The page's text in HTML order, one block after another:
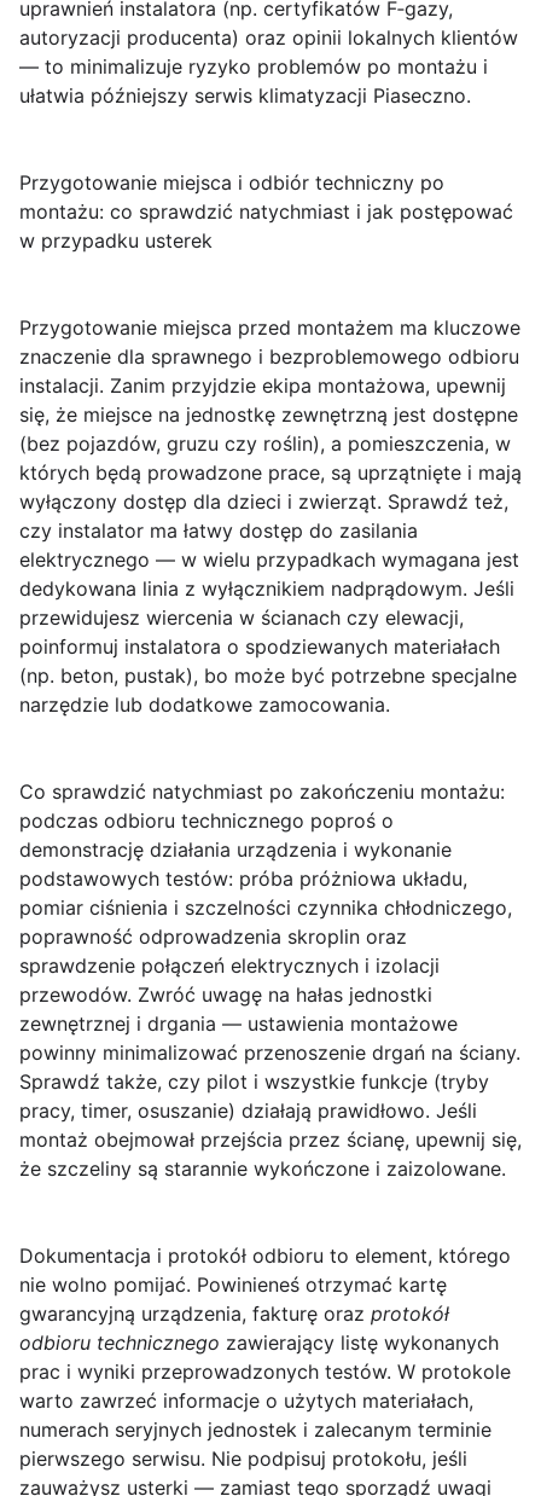
uprawnień instalatora (np. certyfikatów F‑gazy,
autoryzacji producenta) oraz opinii lokalnych klientów
— to minimalizuje ryzyko problemów po montażu i
ułatwia późniejszy serwis klimatyzacji Piaseczno.
Przygotowanie miejsca i odbiór techniczny po
montażu: co sprawdzić natychmiast i jak postępować
w przypadku usterek
Przygotowanie miejsca przed montażem ma kluczowe
znaczenie dla sprawnego i bezproblemowego odbioru
instalacji. Zanim przyjdzie ekipa montażowa, upewnij
się, że miejsce na jednostkę zewnętrzną jest dostępne
(bez pojazdów, gruzu czy roślin), a pomieszczenia, w
których będą prowadzone prace, są uprzątnięte i mają
wyłączony dostęp dla dzieci i zwierząt. Sprawdź też,
czy instalator ma łatwy dostęp do zasilania
elektrycznego — w wielu przypadkach wymagana jest
dedykowana linia z wyłącznikiem nadprądowym. Jeśli
przewidujesz wiercenia w ścianach czy elewacji,
poinformuj instalatora o spodziewanych materiałach
(np. beton, pustak), bo może być potrzebne specjalne
narzędzie lub dodatkowe zamocowania.
Co sprawdzić natychmiast po zakończeniu montażu:
podczas odbioru technicznego poproś o
demonstrację działania urządzenia i wykonanie
podstawowych testów: próba próżniowa układu,
pomiar ciśnienia i szczelności czynnika chłodniczego,
poprawność odprowadzenia skroplin oraz
sprawdzenie połączeń elektrycznych i izolacji
przewodów. Zwróć uwagę na hałas jednostki
zewnętrznej i drgania — ustawienia montażowe
powinny minimalizować przenoszenie drgań na ściany.
Sprawdź także, czy pilot i wszystkie funkcje (tryby
pracy, timer, osuszanie) działają prawidłowo. Jeśli
montaż obejmował przejścia przez ścianę, upewnij się,
że szczeliny są starannie wykończone i zaizolowane.
Dokumentacja i protokół odbioru to element, którego
nie wolno pomijać. Powinieneś otrzymać kartę
gwarancyjną urządzenia, fakturę oraz protokół
odbioru technicznego zawierający listę wykonanych
prac i wyniki przeprowadzonych testów. W protokole
warto zawrzeć informacje o użytych materiałach,
numerach seryjnych jednostek i zalecanym terminie
pierwszego serwisu. Nie podpisuj protokołu, jeśli
zauważysz usterki — zamiast tego sporządź uwagi